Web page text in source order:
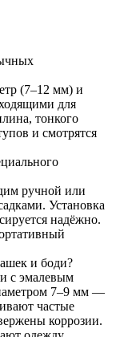
(7–12 мм) и
для
тонкого
и смотрятся
ручной или
Установка
надёжно.
и боди?
с эмалевым
7–9 мм —
частые
коррозии.